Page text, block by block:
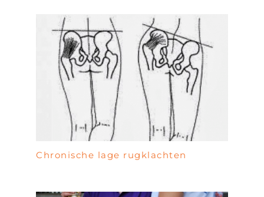
Chronische lage rugklachten